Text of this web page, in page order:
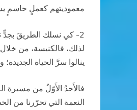
معموديتهم كعملٍ حاسمٍ
2- كي نسلك الطريقَ بجدٍّ
لذلك، فالكنيسة، من
ينالوا سرَّ الحياة
فالأَحدُ الأَوّلُ من مسيرة
النعمة التي تحرّرنا من